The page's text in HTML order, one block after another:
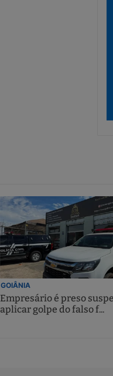
GOIÂNIA
Empresário é preso
aplicar golpe do falso f...